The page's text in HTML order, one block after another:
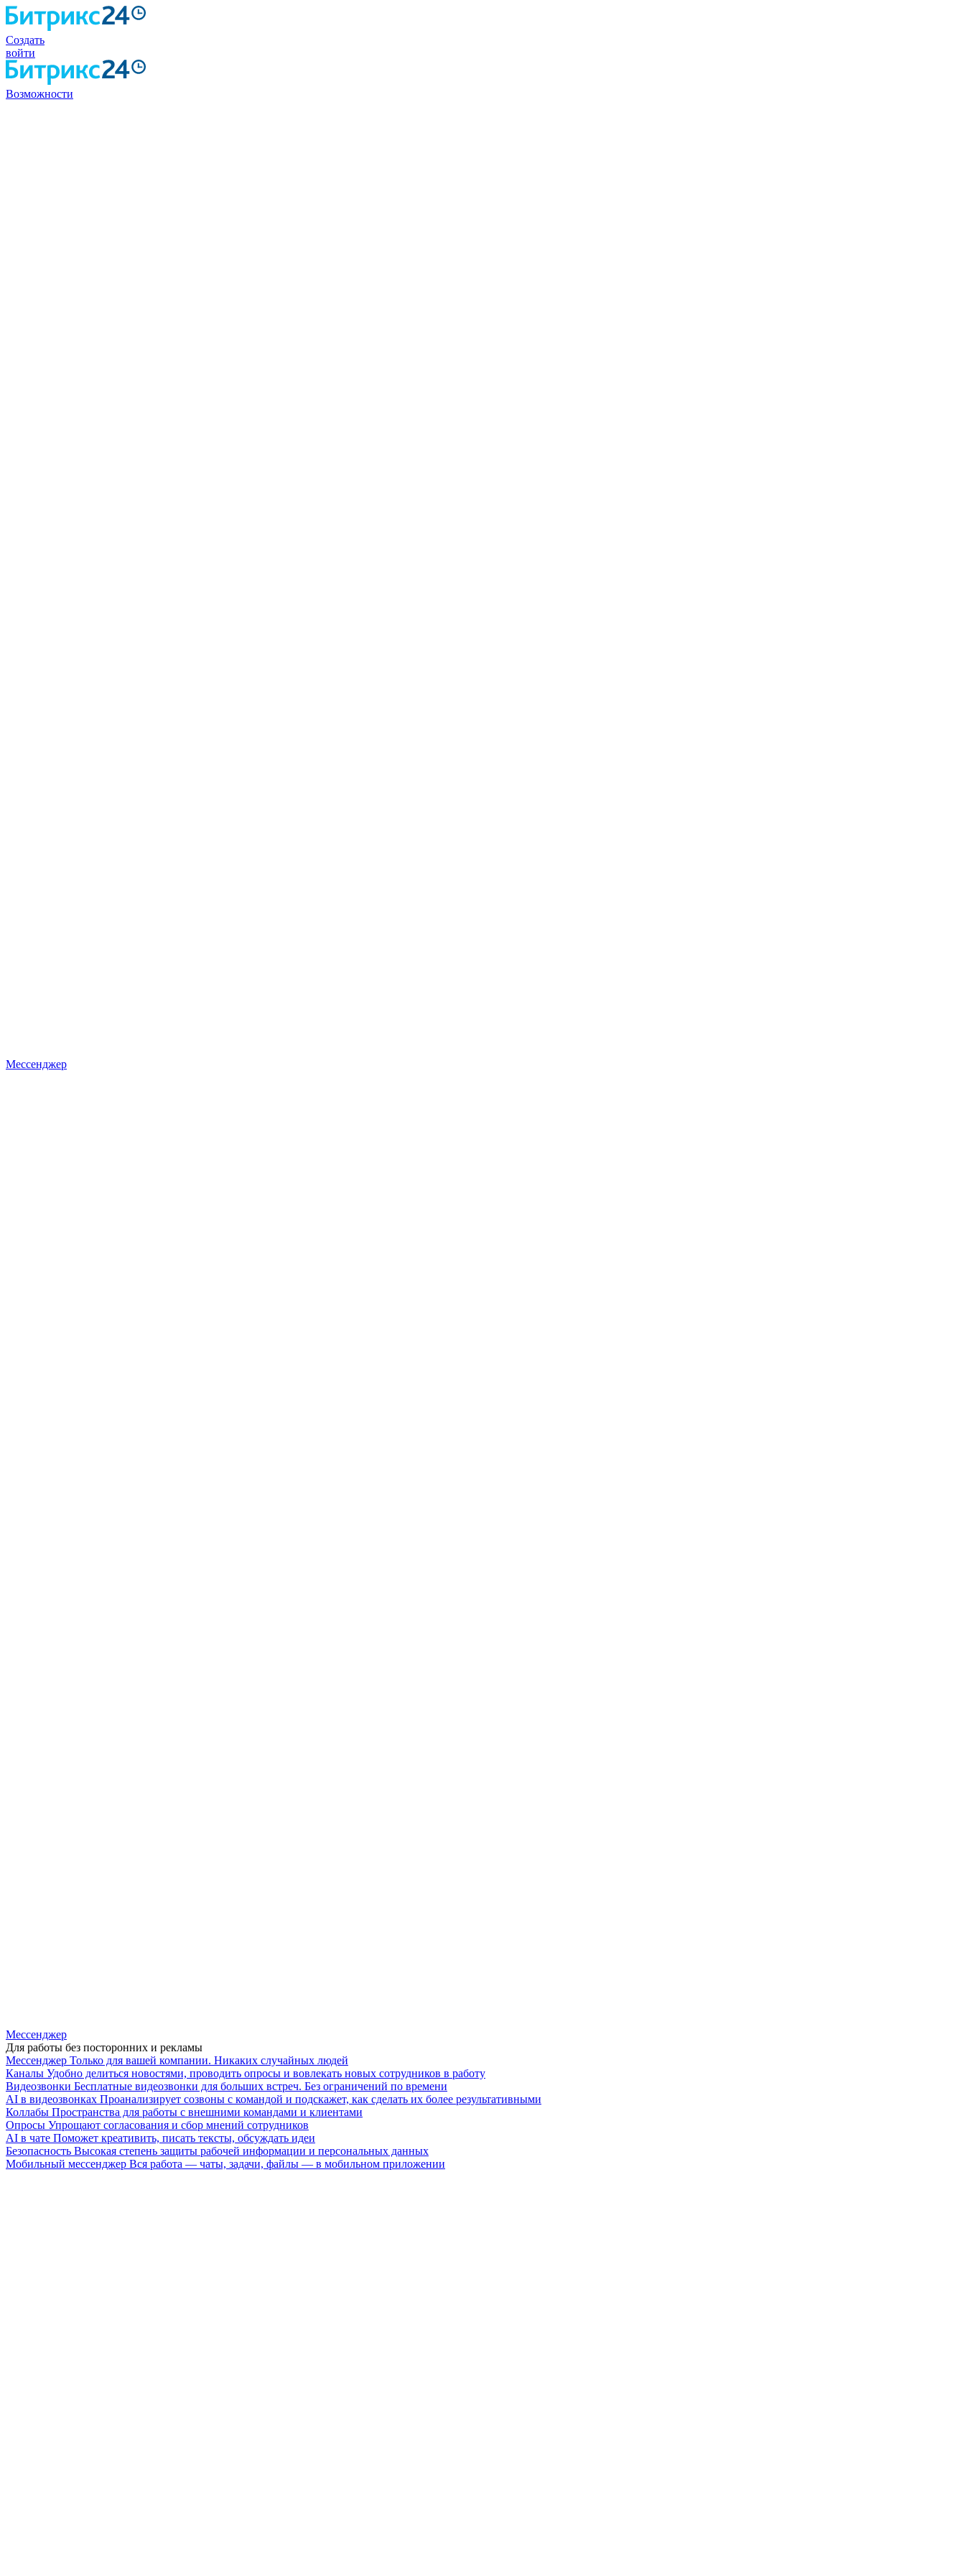
Создать
войти
Возможности
Мессенджер
Мессенджер
Для работы без посторонних и рекламы
Мессенджер Только для вашей компании. Никаких случайных людей
Каналы Удобно делиться новостями, проводить опросы и вовлекать новых сотрудников в работу
Видеозвонки Бесплатные видеозвонки для больших встреч. Без ограничений по времени
AI в видеозвонках Проанализирует созвоны с командой и подскажет, как сделать их более результативными
Коллабы Пространства для работы с внешними командами и клиентами
Опросы Упрощают согласования и сбор мнений сотрудников
AI в чате Поможет креативить, писать тексты, обсуждать идеи
Безопасность Высокая степень защиты рабочей информации и персональных данных
Мобильный мессенджер Вся работа — чаты, задачи, файлы — в мобильном приложении